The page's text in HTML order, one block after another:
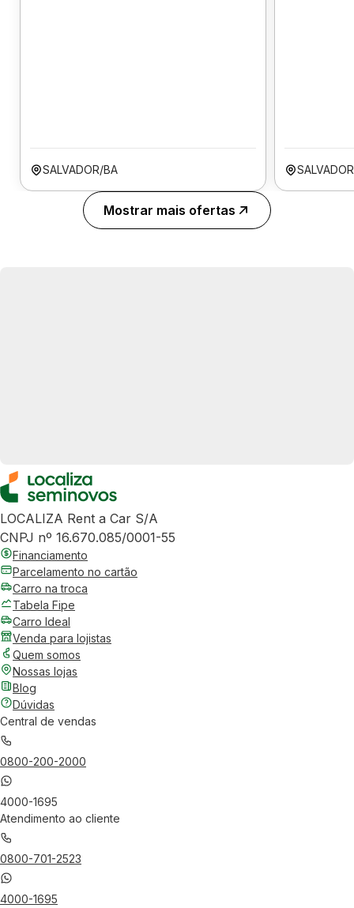
SALVADOR/BA
Mostrar mais ofertas
LOCALIZA Rent a Car S/A
CNPJ nº 16.670.085/0001-55
Financiamento
Parcelamento no cartão
Carro na troca
Tabela Fipe
Carro Ideal
Venda para lojistas
Quem somos
Nossas lojas
Blog
Dúvidas
Central de vendas
0800-200-2000
4000-1695
Atendimento ao cliente
0800-701-2523
4000-1695